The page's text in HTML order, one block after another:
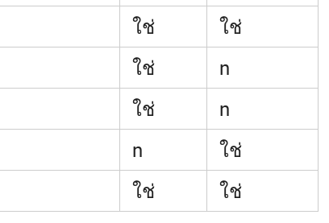
ใช่
ใช่
ใช่
n
ใช่
n
n
ใช่
ใช่ ใช่